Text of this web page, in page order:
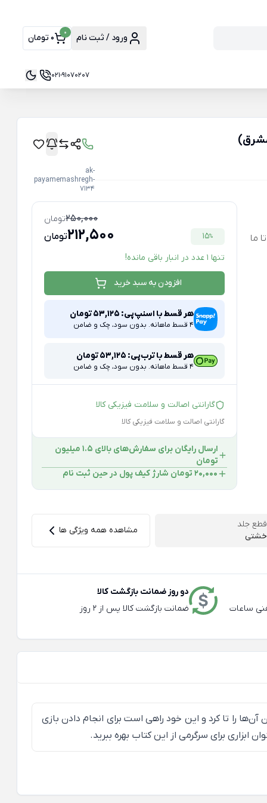
ورود / ثبت نام 0 0 تومان
021-91070207
مشرق)
ak-
payamemashregh-
7134
ما
%
15
250,000تومان
212,500تومان
تنها 1 عدد در انبار باقی مانده!
افزودن به سبد خرید
هر قسط با اسنپ‌پی: 53,125تومان
4 قسط ماهانه. بدون سود، چک و ضامن
هر قسط با ترب‌پی: 53,125تومان
4 قسط ماهانه. بدون سود، چک و ضامن
گارانتی اصالت و سلامت فیزیکی کالا
گارانتی اصالت و سلامت فیزیکی کالا
ارسال رایگان برای سفارش‌های بالای 1.5 میلیون
تومان
۲۰,۰۰۰ تومان شارژ کیف پول در حین ثبت ‌نام
قطع جلد
خشتی
مشاهده همه ویژگی ها
و تلفنی ساعات
دو روز ضمانت بازگشت کالا
ضمانت بازگشت کالا پس از 2 روز
را تا کرد و این خود راهی است برای انجام دادن بازی